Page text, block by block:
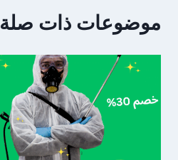
موضوعات ذات صلة